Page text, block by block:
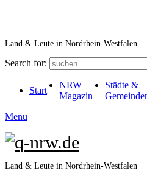
Land & Leute in Nordrhein-Westfalen
Search for:
Start
NRW
Magazin
Städte &
Menu
Land & Leute in Nordrhein-Westfalen